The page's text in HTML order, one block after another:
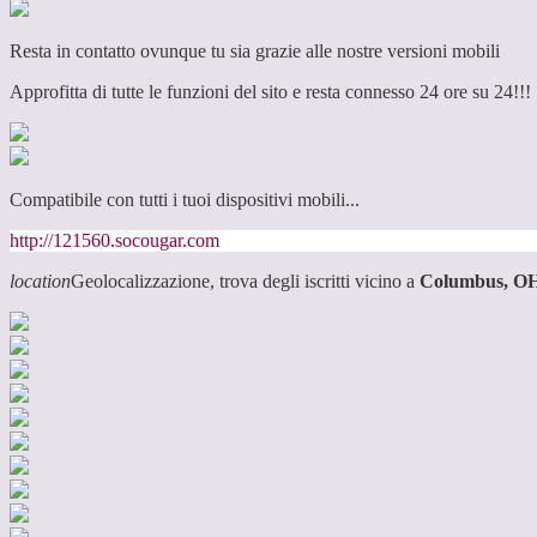
Resta in contatto ovunque tu sia grazie alle nostre versioni mobili
Approfitta di tutte le funzioni del sito e resta connesso 24 ore su 24!!!
Compatibile con tutti i tuoi dispositivi mobili...
http://121560.socougar.com
locationGeolocalizzazione, trova degli iscritti vicino a Columbus,